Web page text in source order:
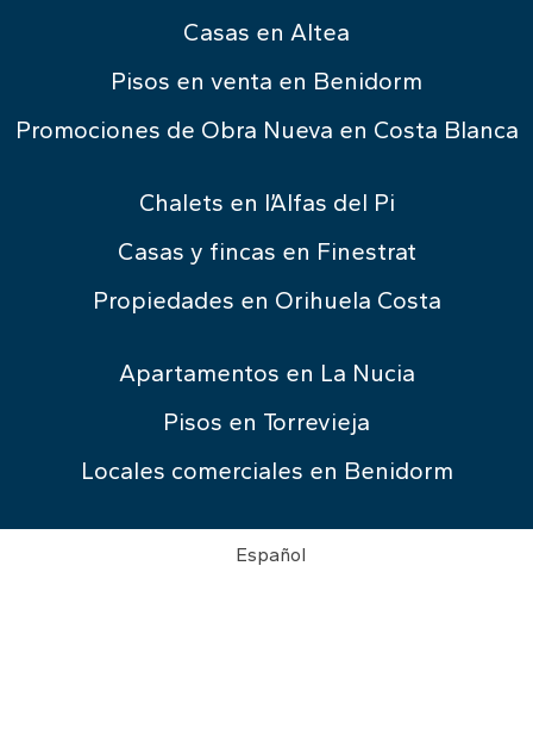
Casas en Altea
Pisos en venta en Benidorm
Promociones de Obra Nueva en Costa Blanca
Chalets en l’Alfas del Pi
Casas y fincas en Finestrat
Propiedades en Orihuela Costa
Apartamentos en La Nucia
Pisos en Torrevieja
Locales comerciales en Benidorm
Español